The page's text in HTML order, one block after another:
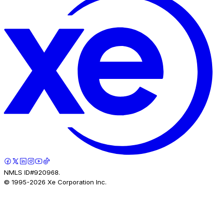
NMLS ID#920968.
© 1995-2026 Xe Corporation Inc.